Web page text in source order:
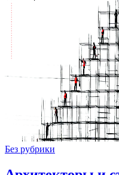
Без рубрики